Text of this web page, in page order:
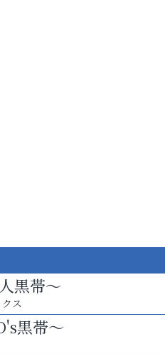
黒帯～
ス
黒帯～